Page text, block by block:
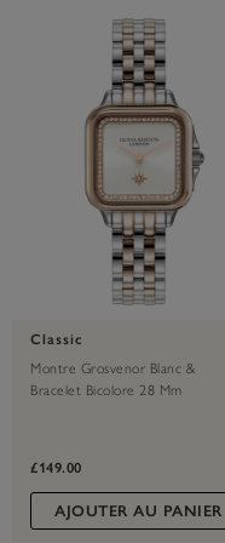
Classic
Montre Grosvenor Blanc &
Bracelet Bicolore 28 Mm
£149.00
AJOUTER AU PANIER